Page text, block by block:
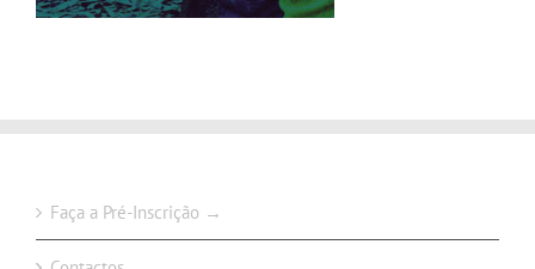
Faça a Pré-Inscrição →